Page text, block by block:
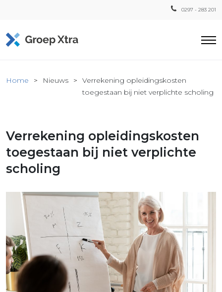
0297 - 283 201
Loon
Xtra
Home Nieuws
Verrekening opleidingskosten
toegestaan bij niet verplichte scholing
Verrekening opleidingskosten
toegestaan bij niet verplichte
scholing